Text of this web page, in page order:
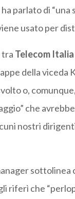
parlato di
usato per
tra Telecom Italia
della viceda
o,
che
nostri
sottolinea
riferì che